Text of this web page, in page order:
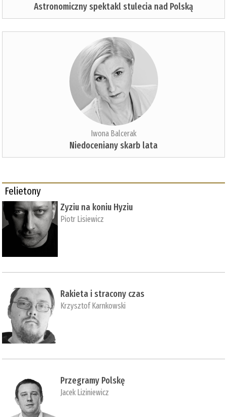
Astronomiczny spektakl stulecia nad Polską
Iwona Balcerak
Niedoceniany skarb lata
Felietony
Zyziu na koniu Hyziu
Piotr Lisiewicz
Rakieta i stracony czas
Krzysztof Karnkowski
Przegramy Polskę
Jacek Liziniewicz